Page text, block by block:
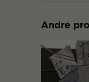
Andre